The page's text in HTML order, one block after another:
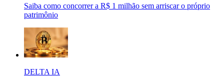
Saiba como concorrer a R$ 1 milhão sem arriscar o próprio
patrimônio
DELTA IA